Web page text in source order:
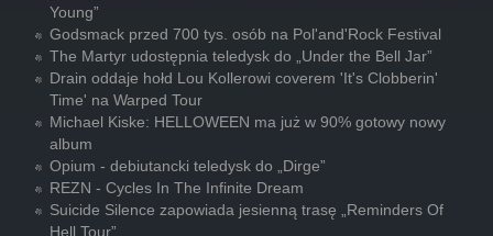
Young”
Godsmack przed 700 tys. osób na Pol'and'Rock Festival
The Martyr udostępnia teledysk do „Under the Bell Jar”
Drain oddaje hołd Lou Kollerowi coverem 'It's Clobberin'
Time' na Warped Tour
Michael Kiske: HELLOWEEN ma już w 90% gotowy nowy
album
Opium - debiutancki teledysk do „Dirge”
REZN - Cycles In The Infinite Dream
Suicide Silence zapowiada jesienną trasę „Reminders Of
Hell Tour”